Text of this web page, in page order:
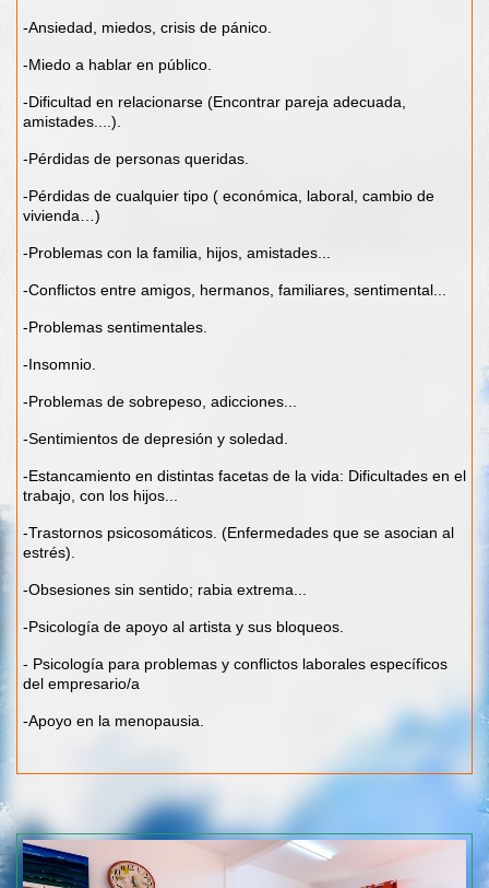
-Ansiedad, miedos, crisis de pánico.
-Miedo a hablar en público.
-Dificultad en relacionarse (Encontrar pareja adecuada,
amistades....).
-Pérdidas de personas queridas.
-Pérdidas de cualquier tipo ( económica, laboral, cambio de
vivienda…)
-Problemas con la familia, hijos, amistades...
-Conflictos entre amigos, hermanos, familiares, sentimental...
-Problemas sentimentales.
-Insomnio.
-Problemas de sobrepeso, adicciones...
-Sentimientos de depresión y soledad.
-Estancamiento en distintas facetas de la vida: Dificultades en el
trabajo, con los hijos...
-Trastornos psicosomáticos. (Enfermedades que se asocian al
estrés).
-Obsesiones sin sentido; rabia extrema...
-Psicología de apoyo al artista y sus bloqueos.
- Psicología para problemas y conflictos laborales específicos
del empresario/a
-Apoyo en la menopausia.